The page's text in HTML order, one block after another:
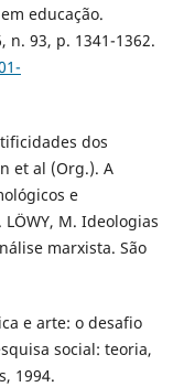
educação.
n. 93, p. 1341-1362.
dos
et al (Org.). A
e
M. Ideologias
marxista. São
e arte: o desafio
social: teoria,
1994.